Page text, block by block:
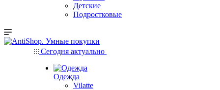
Детские
Подростковые
Сегодня актуально
Одежда
Vilatte